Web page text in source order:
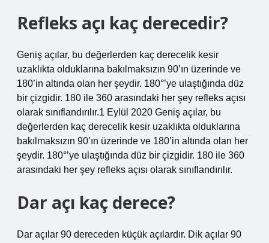
Refleks açı kaç derecedir?
Geniş açılar, bu değerlerden kaç derecelik kesir
uzaklıkta olduklarına bakılmaksızın 90’ın üzerinde ve
180’in altında olan her şeydir. 180°’ye ulaştığında düz
bir çizgidir. 180 ile 360 ​​arasındaki her şey refleks açısı
olarak sınıflandırılır.1 Eylül 2020 Geniş açılar, bu
değerlerden kaç derecelik kesir uzaklıkta olduklarına
bakılmaksızın 90’ın üzerinde ve 180’in altında olan her
şeydir. 180°’ye ulaştığında düz bir çizgidir. 180 ile 360 ​​
arasındaki her şey refleks açısı olarak sınıflandırılır.
Dar açı kaç derece?
Dar açılar 90 dereceden küçük açılardır. Dik açılar 90